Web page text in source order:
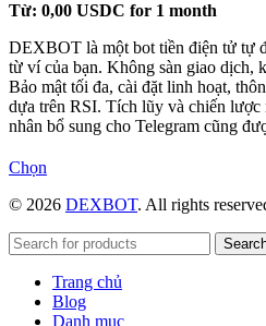
Từ: 0,00 USDC for 1 month
DEXBOT là một bot tiền điện tử tự
từ ví của bạn. Không sàn giao dịch,
Bảo mật tối đa, cài đặt linh hoạt,
dựa trên RSI. Tích lũy và chiến lược
nhân bổ sung cho Telegram cũng
Chọn
này
nhiều
thể.
Các
© 2026 DEXBOT. All rights
Trang chủ
Blog
Danh mục